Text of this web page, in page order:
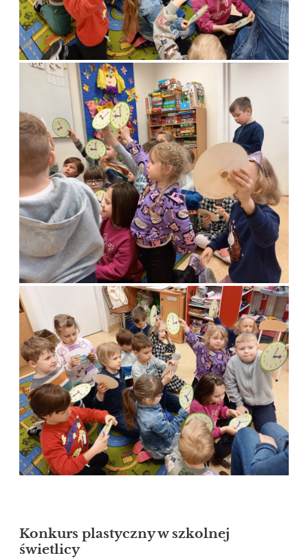
Konkurs plastyczny w szkolnej
świetlicy